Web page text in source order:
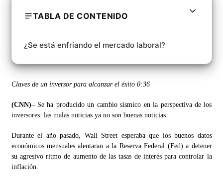
TABLA DE CONTENIDO
¿Se está enfriando el mercado laboral?
Claves de un inversor para alcanzar el éxito 0:36
(CNN)–Se ha producido un cambio sísmico en la perspectiva de los
inversores: las malas noticias ya no son buenas noticias.
Durante el año pasado, Wall Street esperaba que los buenos datos
económicos mensuales alentaran a la Reserva Federal (Fed) a detener
su agresivo ritmo de aumento de las tasas de interés para controlar la
inflación.